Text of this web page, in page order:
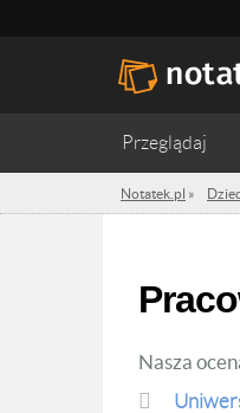
Przeglądaj
Notatek.pl »
Nasza